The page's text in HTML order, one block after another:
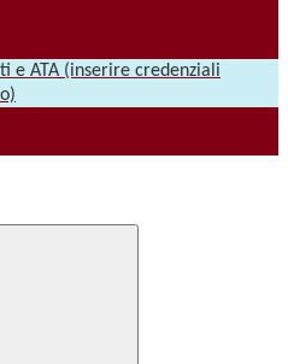
e ATA (inserire credenziali